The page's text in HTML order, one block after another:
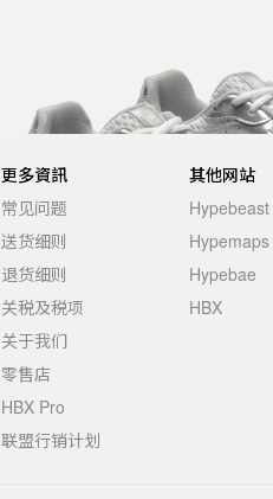
更多資訊
常见问题
送货细则
退货细则
关税及税项
关于我们
零售店
HBX Pro
联盟行销计划
其他网站
Hypebeast
Hypemaps
Hypebae
HBX